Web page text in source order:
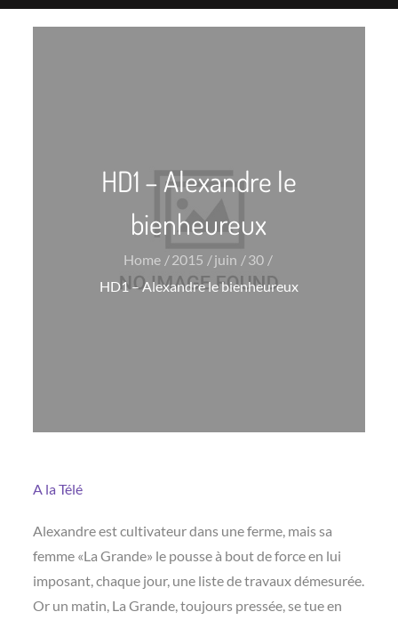
HD1 – Alexandre le
bienheureux
Home 2015 juin
30
HD1 – Alexandre le bienheureux
A la Télé
Alexandre est cultivateur dans une ferme, mais sa
femme «La Grande» le pousse à bout de force en lui
imposant, chaque jour, une liste de travaux démesurée.
Or un matin, La Grande, toujours pressée, se tue en